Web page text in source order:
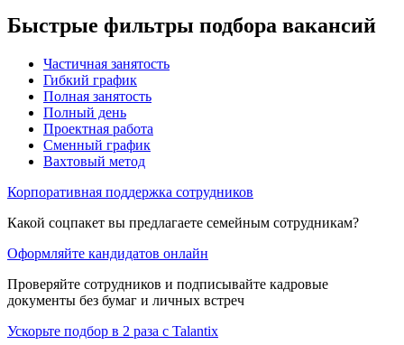
Быстрые фильтры подбора вакансий
Частичная занятость
Гибкий график
Полная занятость
Полный день
Проектная работа
Сменный график
Вахтовый метод
Корпоративная поддержка сотрудников
Какой соцпакет вы предлагаете семейным сотрудникам?
Оформляйте кандидатов онлайн
Проверяйте сотрудников и подписывайте кадровые
документы без бумаг и личных встреч
Ускорьте подбор в 2 раза с Talantix